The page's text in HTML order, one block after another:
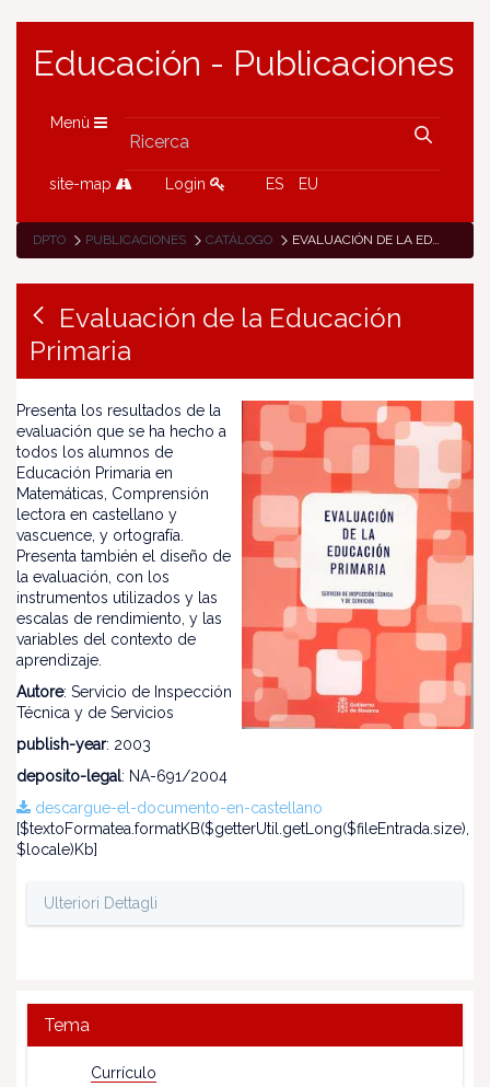
Educación - Publicaciones
Menù
site-map Login ES EU
DPTO PUBLICACIONES CATÁLOGO EVALUACIÓN DE LA EDUCACIÓN PRIMARIA
Evaluación de la Educación
Primaria
Presenta los resultados de la
evaluación que se ha hecho a
todos los alumnos de
Educación Primaria en
Matemáticas, Comprensión
lectora en castellano y
vascuence, y ortografía.
Presenta también el diseño de
la evaluación, con los
instrumentos utilizados y las
escalas de rendimiento, y las
variables del contexto de
aprendizaje.
Autore: Servicio de Inspección
Técnica y de Servicios
publish-year: 2003
deposito-legal: NA-691/2004
descargue-el-documento-en-castellano
[$textoFormatea.formatKB($getterUtil.getLong($fileEntrada.size),
$locale)Kb]
Ulteriori Dettagli
Tema
Currículo